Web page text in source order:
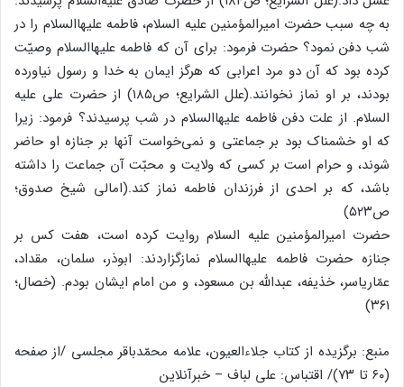
به چه سبب حضرت امیرالمؤمنین علیه السلام، فاطمه علیهاالسلام را در
شب دفن نمود؟ حضرت فرمود: برای آن که فاطمه علیهاالسلام وصیّت
کرده بود که آن دو مرد اعرابی که هرگز ایمان به خدا و رسول نیاورده
بودند، بر او نماز نخوانند.(علل الشرایع؛ ص۱۸۵) از حضرت علی علیه
السلام. از علت دفن فاطمه علیهاالسلام در شب پرسیدند؟ فرمود: زیرا
که او خشمناک بود بر جماعتی و نمی‌خواست آنها بر جنازه او حاضر
شوند، و حرام است بر کسی که ولایت و محبّت آن جماعت را داشته
باشد، که بر احدی از فرزندان فاطمه نماز کند.(امالی شیخ صدوق؛
ص۵۲۳)
حضرت امیرالمؤمنین علیه السلام روایت کرده است، هفت کس بر
جنازه حضرت فاطمه علیهاالسلام نمازگزاردند: ابوذر، سلمان، مقداد،
عمّاریاسر، خذیفه، عبدالله بن مسعود، و من امام ایشان بودم. (خصال؛
۳۶۱)
منبع: برگزیده از کتاب جلاءالعیون، علامه محمّدباقر مجلسی /از صفحه
(۶۰ تا ۷۳)/ اقتباس: علی لباف – خبرآنلاین